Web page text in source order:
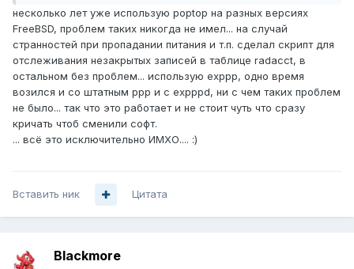
несколько лет уже использую poptop на разных версиях
FreeBSD, проблем таких никогда не имел... на случай
странностей при пропадании питания и т.п. сделал скрипт для
отслеживания незакрытых записей в таблице radacct, в
остальном без проблем... использую exppp, одно время
возился и со штатным ppp и с expppd, ни с чем таких проблем
не было... так что это работает и не стоит чуть что сразу
кричать чтоб сменили софт.
... всё это исключительно ИМХО.... :)
Вставить ник Цитата
Blackmore